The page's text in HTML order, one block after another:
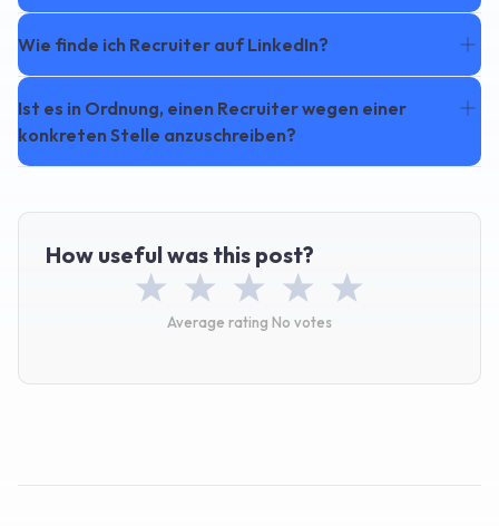
Wie finde ich Recruiter auf LinkedIn?
Ist es in Ordnung, einen Recruiter wegen einer
konkreten Stelle anzuschreiben?
How useful was this post?
Average rating No votes